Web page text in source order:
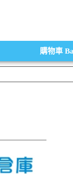
手機版
購物車